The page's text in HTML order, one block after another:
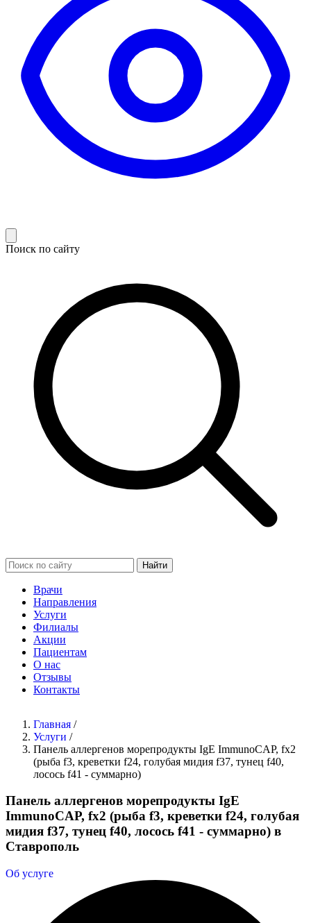
Поиск по сайту
Найти
Врачи
Направления
Услуги
Филиалы
Акции
Пациентам
О нас
Отзывы
Контакты
Главная /
Услуги /
Панель аллергенов морепродукты IgE ImmunoCAP, fx2
(рыба f3, креветки f24, голубая мидия f37, тунец f40,
лосось f41 - суммарно)
Панель аллергенов морепродукты IgE
ImmunoCAP, fx2 (рыба f3, креветки f24, голубая
мидия f37, тунец f40, лосось f41 - суммарно) в
Ставрополь
Об услуге